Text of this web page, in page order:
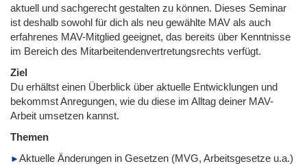
aktuell und sachgerecht gestalten zu können. Dieses Seminar
ist deshalb sowohl für dich als neu gewählte MAV als auch
erfahrenes MAV-Mitglied geeignet, das bereits über Kenntnisse
im Bereich des Mitarbeitendenvertretungsrechts verfügt.
Ziel
Du erhältst einen Überblick über aktuelle Entwicklungen und
bekommst Anregungen, wie du diese im Alltag deiner MAV-
Arbeit umsetzen kannst.
Themen
Aktuelle Änderungen in Gesetzen (MVG, Arbeitsgesetze u.a.)